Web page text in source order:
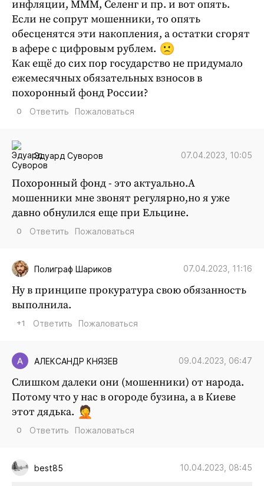
инфляции, МММ, Селенг и пр. и вот опять.
Если не сопрут мошенники, то опять
обесценятся эти накопления, а остатки сгорят
в афере с цифровым рублем.
Как ещё до сих пор государство не придумало
ежемесячных обязательных взносов в
похоронный фонд России?
0 Ответить Пожаловаться
Эдуард Суворов 07.04.2023, 10:05
Похоронный фонд - это актуально.А
мошенники мне звонят регулярно,но я уже
давно обнулился еще при Ельцине.
0 Ответить Пожаловаться
Полиграф Шариков 07.04.2023, 11:16
Ну в принципе прокуратура свою обязанность
выполнила.
+1 Ответить Пожаловаться
АЛЕКСАНДР КНЯЗЕВ 09.04.2023, 06:47
Слишком далеки они (мошенники) от народа.
Потому что у нас в огороде бузина, а в Киеве
этот дядька.
0 Ответить Пожаловаться
best85 10.04.2023, 08:45